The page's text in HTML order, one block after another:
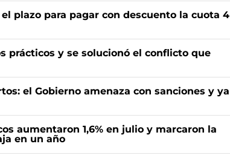
plazo para pagar con descuento la cuota 4
prácticos y se solucionó el conflicto que
el Gobierno amenaza con sanciones y ya
aumentaron 1,6% en julio y marcaron la
en un año